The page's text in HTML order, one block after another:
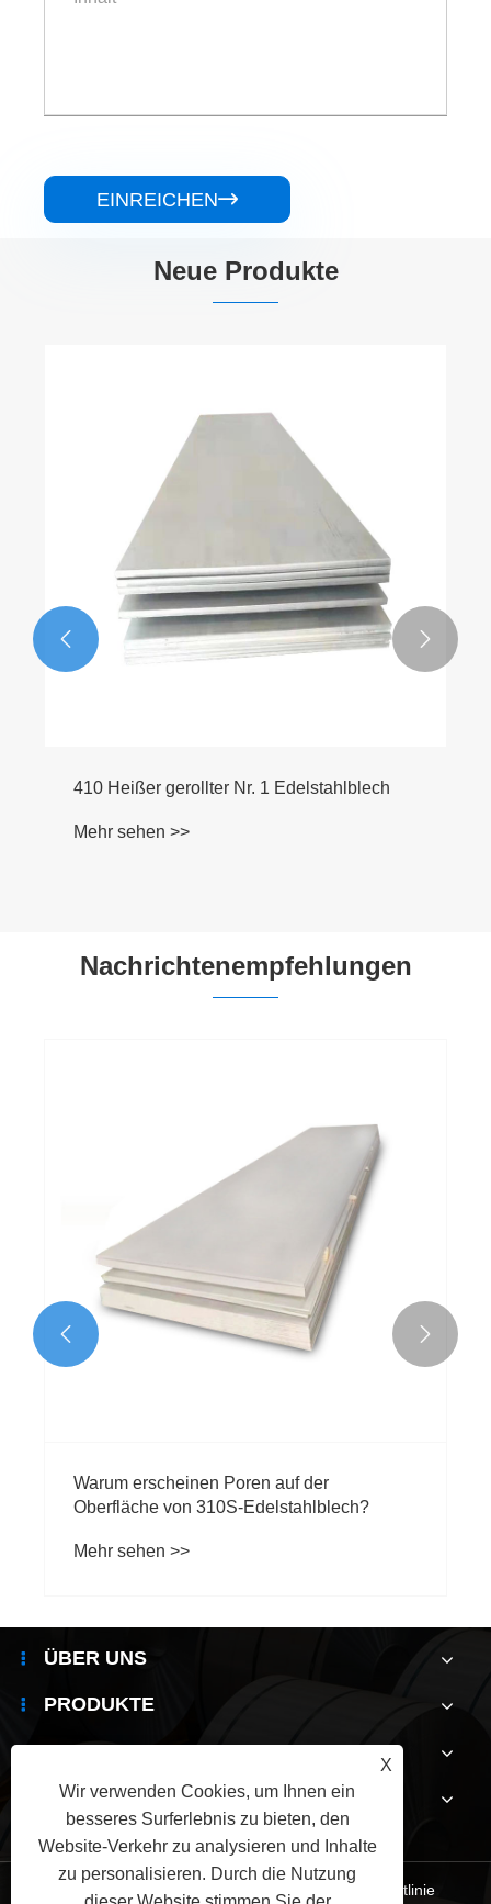
EINREICHEN
Neue Produkte
410 Heißer gerollter Nr. 1 Edelstahlblech
Mehr sehen >>
 
Nachrichtenempfehlungen
Warum erscheinen Poren auf der
Oberfläche von 310S-Edelstahlblech?
Mehr sehen >>
 
ÜBER UNS
PRODUKTE
NACHRICHT
KONTAKTIERE UNS
Datenschutzrichtlinie
X
Wir verwenden Cookies, um Ihnen ein
besseres Surferlebnis zu bieten, den
Website-Verkehr zu analysieren und Inhalte
zu personalisieren. Durch die Nutzung